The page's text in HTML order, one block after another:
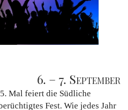
6. – 7. September
Mal feiert die Südliche
Fest. Wie jedes Jahr